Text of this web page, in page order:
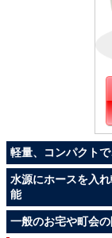
軽量、コンパクト
水源にホースを入
能
一般のお宅や町会